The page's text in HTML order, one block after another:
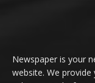
Newspaper is your
website. We